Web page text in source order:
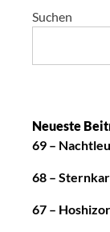
g
a
n
Suchen
Neueste
69 –
68 –
67 –